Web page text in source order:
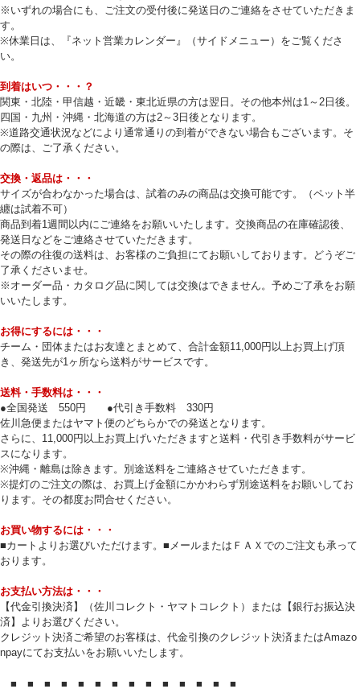
※いずれの場合にも、ご注文の受付後に発送日のご連絡をさせていただきま
す。
※休業日は、『ネット営業カレンダー』（サイドメニュー）をご覧くださ
い。
到着はいつ・・・？
関東・北陸・甲信越・近畿・東北近県の方は翌日。その他本州は1～2日後。
四国・九州・沖縄・北海道の方は2～3日後となります。
※道路交通状況などにより通常通りの到着ができない場合もございます。そ
の際は、ご了承ください。
交換・返品は・・・
サイズが合わなかった場合は、試着のみの商品は交換可能です。（ペット半
纏は試着不可）
商品到着1週間以内にご連絡をお願いいたします。交換商品の在庫確認後、
発送日などをご連絡させていただきます。
その際の往復の送料は、お客様のご負担にてお願いしております。どうぞご
了承くださいませ。
※オーダー品・カタログ品に関しては交換はできません。予めご了承をお願
いいたします。
お得にするには・・・
チーム・団体またはお友達とまとめて、合計金額11,000円以上お買上げ頂
き、発送先が1ヶ所なら送料がサービスです。
送料・手数料は・・・
●全国発送 550円 ●代引き手数料 330円
佐川急便またはヤマト便のどちらかでの発送となります。
さらに、11,000円以上お買上げいただきますと送料・代引き手数料がサービ
スになります。
※沖縄・離島は除きます。別途送料をご連絡させていただきます。
※提灯のご注文の際は、お買上げ金額にかかわらず別途送料をお願いしてお
ります。その都度お問合せください。
お買い物するには・・・
■カートよりお選びいただけます。■メールまたはＦＡＸでのご注文も承って
おります。
お支払い方法は・・・
【代金引換決済】（佐川コレクト・ヤマトコレクト）または【銀行お振込決
済】よりお選びください。
クレジット決済ご希望のお客様は、代金引換のクレジット決済またはAmazo
npayにてお支払いをお願いいたします。
■ ■ ■ ■ ■ ■ ■ ■ ■ ■ ■ ■ ■ ■